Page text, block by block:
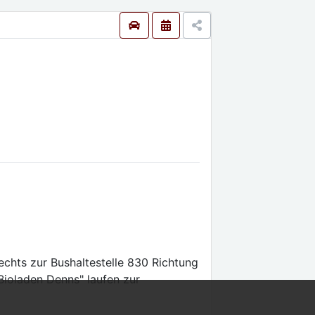
zur Bushaltestelle 830 Richtung
Denns" laufen zur